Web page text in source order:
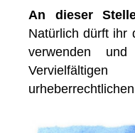
An dieser
Natürlich dürft ihr
verwenden